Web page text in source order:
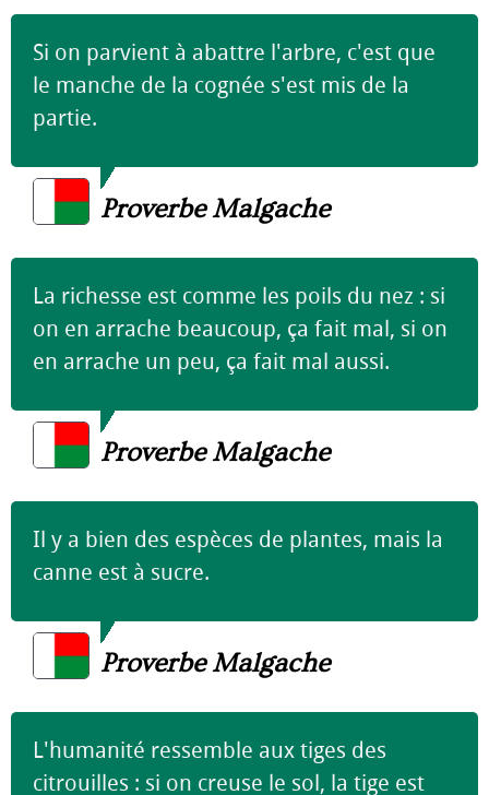
Si on parvient à abattre l'arbre, c'est que
le manche de la cognée s'est mis de la
partie.
Proverbe Malgache
La richesse est comme les poils du nez : si
on en arrache beaucoup, ça fait mal, si on
en arrache un peu, ça fait mal aussi.
Proverbe Malgache
Il y a bien des espèces de plantes, mais la
canne est à sucre.
Proverbe Malgache
L'humanité ressemble aux tiges des
citrouilles : si on creuse le sol, la tige est